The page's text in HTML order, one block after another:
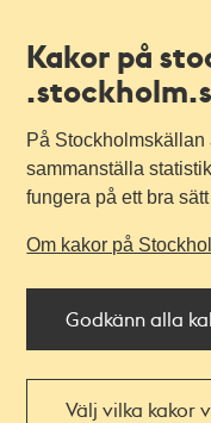
Kakor på
På Stockholmskällan
sammanställa
fungera på ett bra
Om kakor på
Godkänn alla
Välj vilka kakor